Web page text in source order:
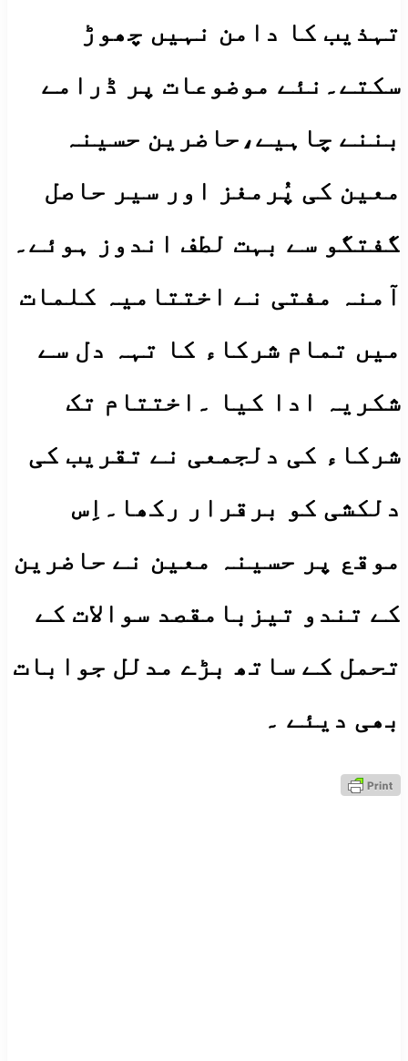
تہذیب کا دامن نہیں چھوڑ
سکتے۔نئے موضوعات پر ڈرامے
بننے چاہیے،حاضرین حسینہ
معین کی پُرمغز اور سیر حاصل
گفتگو سے بہت لطف اندوز ہوئے۔
آمنہ مفتی نے اختتامیہ کلمات
میں تمام شرکاء کا تہہ دل سے
شکریہ ادا کیا ۔اختتام تک
شرکاء کی دلجمعی نے تقریب کی
دلکشی کو برقرار رکھا۔اِس
موقع پر حسینہ معین نے حاضرین
کے تندو تیزبامقصد سوالات کے
تحمل کے ساتھ بڑے مدلل جوابات
بھی دیئے ۔